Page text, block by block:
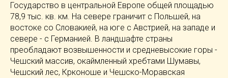
Государство в центральной Европе общей площадью
78,9 тыс. кв. км. На севере граничит с Польшей, на
востоке со Словакией, на юге с Австрией, на западе и
севере - с Германией. В ландшафте страны
преобладают возвышенности и средневысокие горы -
Чешский массив, окаймленный хребтами Шумавы,
Чешский лес, Крконоше и Чешско-Моравская